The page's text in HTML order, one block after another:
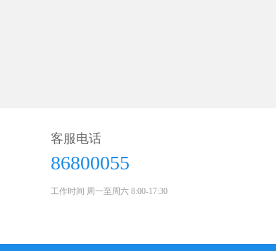
客服电话
86800055
工作时间 周一至周六 8:00-17:30